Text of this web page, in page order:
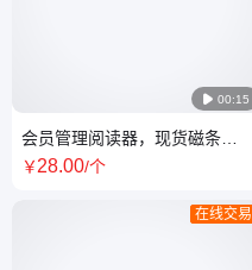
 00:15
会员管理阅读器，现货磁条卡
刷卡器，生产磁条会员卡厂家
￥28.00/个
在线交易